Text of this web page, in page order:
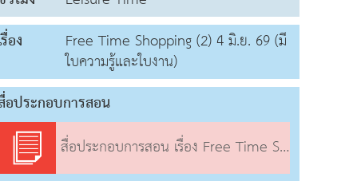
อง
Free Time Shopping (2) 4 มิ.ย. 69 (มี
ใบความรู้และใบงาน)
อประกอบการสอน
สื่อประกอบการสอน เรื่อง Free Time Shopping (2)